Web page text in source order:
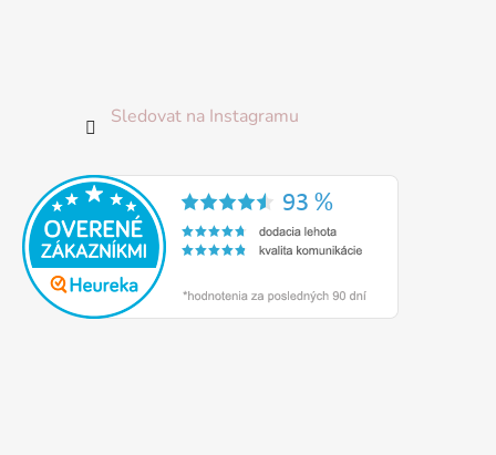
Sledovat na Instagramu